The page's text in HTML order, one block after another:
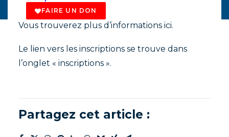
FAIRE UN DON
Vous trouverez plus d’informations ici.
Le lien vers les inscriptions se trouve dans
l’onglet « inscriptions ».
Partagez cet article :